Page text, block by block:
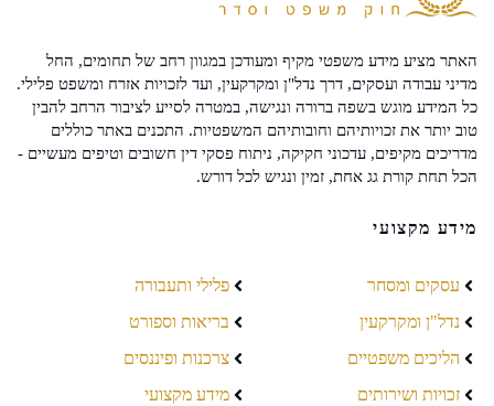
האתר מציע מידע משפטי מקיף ומעודכן במגוון רחב של תחומים, החל
מדיני עבודה ועסקים, דרך נדל"ן ומקרקעין, ועד לזכויות אזרח ומשפט פלילי.
כל המידע מוגש בשפה ברורה ונגישה, במטרה לסייע לציבור הרחב להבין
טוב יותר את זכויותיהם וחובותיהם המשפטיות. התכנים באתר כוללים
מדריכים מקיפים, עדכוני חקיקה, ניתוח פסקי דין חשובים וטיפים מעשיים -
הכל תחת קורת גג אחת, זמין ונגיש לכל דורש.
מידע מקצועי
עסקים ומסחר
נדל"ן ומקרקעין
הליכים משפטיים
זכויות ושירותים
פלילי ותעבורה
בריאות וספורט
צרכנות ופיננסים
מידע מקצועי